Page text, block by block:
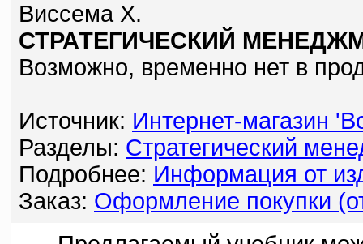
Виссема Х.
СТРАТЕГИЧЕСКИЙ
Возможно, временно нет в
Источник: Интернет-магазин
Разделы: Стратегический
Подробнее: Информация от
Заказ: Оформление покупки